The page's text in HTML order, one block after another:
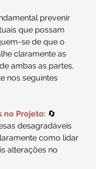
prevenir
que possam
se de que o
claramente as
ambas as partes,
nos seguintes
no Projeto: 🔄
desagradáveis
como lidar
alterações no